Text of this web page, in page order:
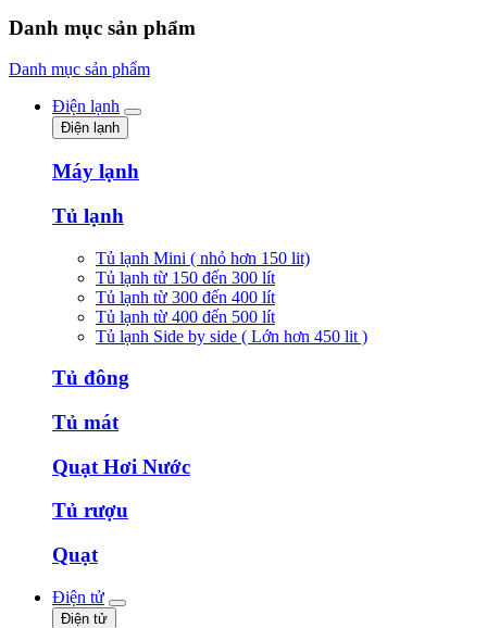
Danh mục sản phẩm
Danh mục sản phẩm
Điện lạnh
Điện lạnh
Máy lạnh
Tủ lạnh
Tủ lạnh Mini ( nhỏ hơn 150 lit)
Tủ lạnh từ 150 đến 300 lít
Tủ lạnh từ 300 đến 400 lít
Tủ lạnh từ 400 đến 500 lít
Tủ lạnh Side by side ( Lớn hơn 450 lit )
Tủ đông
Tủ mát
Quạt Hơi Nước
Tủ rượu
Quạt
Điện tử
Điện tử